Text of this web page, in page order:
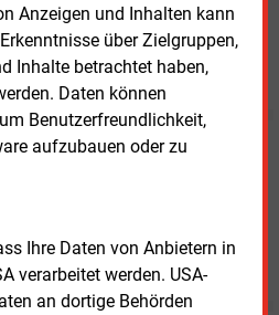
Anzeigen und Inhalten kann
über Zielgruppen,
Inhalte betrachtet haben,
Daten können
Benutzerfreundlichkeit,
aufzubauen oder zu
Ihre Daten von Anbietern in
verarbeitet werden. USA-
an dortige Behörden
zeigen, dass
2025 bis zu 339 Millionen Euro
ab.
Chef des größten
CEO des deutschen Teils von
Tochter des niederländischen ÜNB